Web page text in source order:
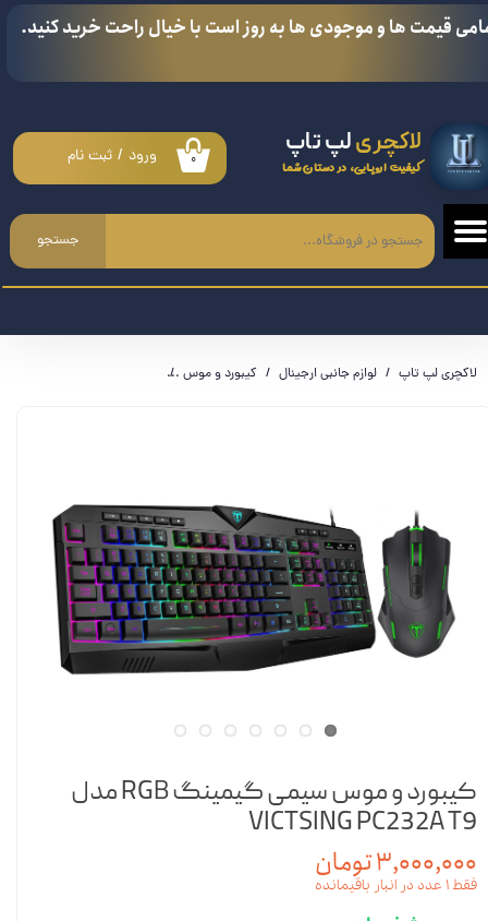
لاکچریلپ تاپ
کیفیت اروپایی، در دستان شما
جستجو
۰ ورود / ثبت نام
حساب کاربری من
سفارشات
خروج از حساب کاربری
قیمت ها و موجودی ها به روز است با خیال راحت خرید کنید.
لاکچری لپ تاپ لوازم جانبی ارجینال کیبورد و موس
کیبورد و موس سیمی گیمینگ RGB مدل
VICTSING PC232A T9
۳,۰۰۰,۰۰۰ تومان
فقط ۱ عدد در انبار باقیمانده